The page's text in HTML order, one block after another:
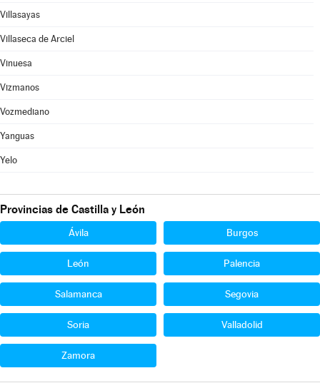
Villasayas
Villaseca de Arciel
Vinuesa
Vizmanos
Vozmediano
Yanguas
Yelo
Provincias de Castilla y León
Ávila Burgos
León Palencia
Salamanca Segovia
Soria Valladolid
Zamora